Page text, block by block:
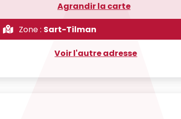
Agrandir la carte
Zone : Sart-Tilman
Voir l'autre adresse